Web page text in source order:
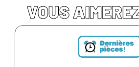
VOUS
!